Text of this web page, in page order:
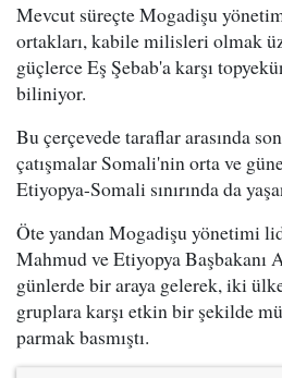
Mevcut süreçte Mogadişu
ortakları, kabile milisleri olmak
güçlerce Eş Şebab'a karşı
biliniyor.
Bu çerçevede taraflar arasında
çatışmalar Somali'nin orta ve
Etiyopya-Somali sınırında da
Öte yandan Mogadişu yönetimi
Mahmud ve Etiyopya
günlerde bir araya gelerek, iki
gruplara karşı etkin bir şekilde
parmak basmıştı.